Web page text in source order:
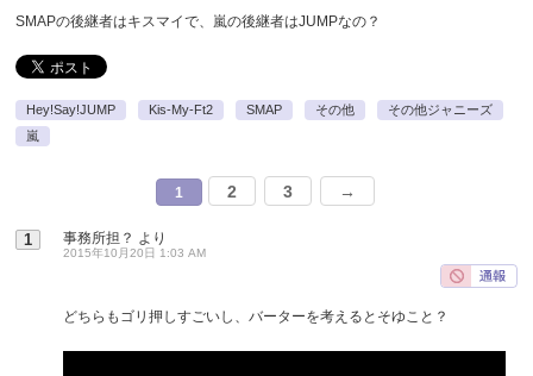
SMAPの後継者はキスマイで、嵐の後継者はJUMPなの？
Hey!Say!JUMP Kis-My-Ft2 SMAP その他
その他ジャニーズ
嵐
1 2 3 →
1 事務所担？ より
2015年10月20日 1:03 AM
どちらもゴリ押しすごいし、バーターを考えるとそゆこと？